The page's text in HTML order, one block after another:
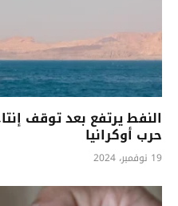
النفط يرتفع بعد توقف
حرب أوكرانيا
19 نوفمبر، 2024